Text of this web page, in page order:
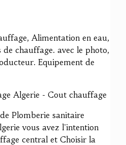
Alimentation en eau,
de chauffage. avec le photo,
Equipement de
Algerie - Cout chauffage
Plomberie sanitaire
vous avez l'intention
central et Choisir la